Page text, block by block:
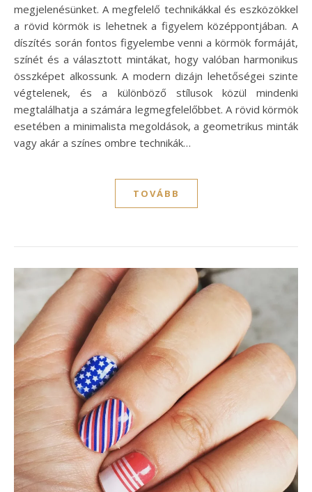
megjelenésünket. A megfelelő technikákkal és eszközökkel
a rövid körmök is lehetnek a figyelem középpontjában. A
díszítés során fontos figyelembe venni a körmök formáját,
színét és a választott mintákat, hogy valóban harmonikus
összképet alkossunk. A modern dizájn lehetőségei szinte
végtelenek, és a különböző stílusok közül mindenki
megtalálhatja a számára legmegfelelőbbet. A rövid körmök
esetében a minimalista megoldások, a geometrikus minták
vagy akár a színes ombre technikák…
TOVÁBB